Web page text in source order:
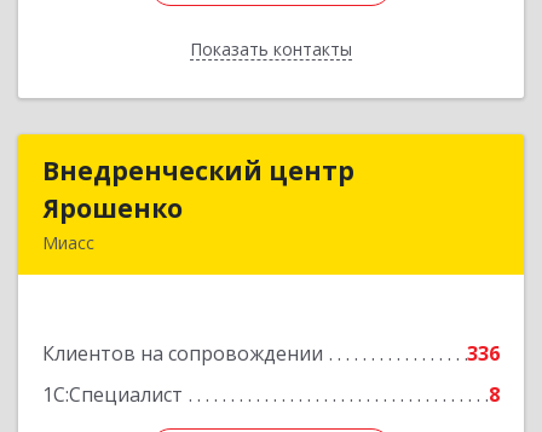
Показать контакты
Назад
Внедренческий центр
Ярошенко
Миасс
Клиентов на сопровождении
336
1С:Специалист
8
Внедренческий центр
Подробнее